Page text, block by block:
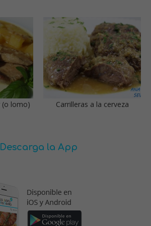
(o lomo) Carrilleras a la cerveza
Descarga la App